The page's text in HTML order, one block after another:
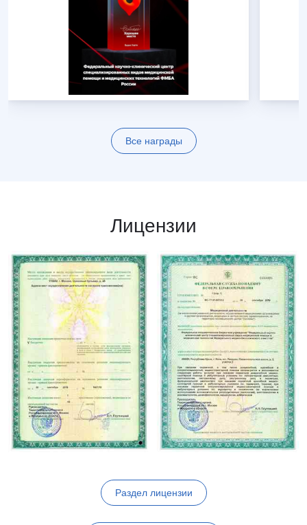
Все награды
Лицензии
Раздел лицензии